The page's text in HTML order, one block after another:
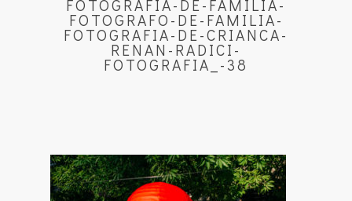
FOTOGRAFIA-DE-FAMILIA-
FOTOGRAFO-DE-FAMILIA-
FOTOGRAFIA-DE-CRIANCA-
RENAN-RADICI-
FOTOGRAFIA_-38